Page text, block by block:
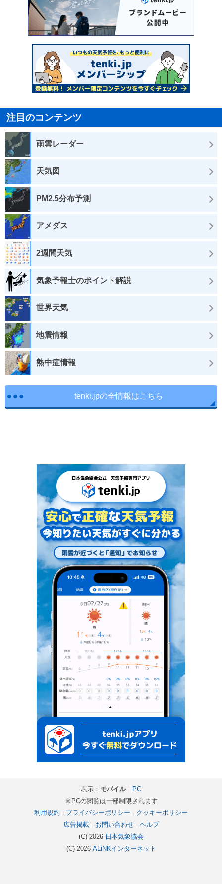
注目のコンテンツ
雨雲レーダー
天気図
PM2.5分布予測
アメダス
2週間天気
気象予報士のポイント解説
世界天気
地震情報
熱中症情報
tenki.jpの全情報はこちら
表示： モバイル｜
PC
※PCの閲覧は一部制限されます
利用規約 - プライバシーポリシー - クッキーポリシー
広告掲載- お問い合わせ- ヘルプ
(C) 2026 日本気象協会
(C) 2026 ALiNKインターネット